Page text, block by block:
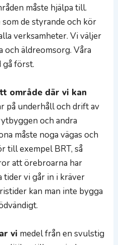
måste hjälpa till.
de styrande och kör
verksamheter. Vi väljer
äldreomsorg. Våra
gå först.
område där vi kan
på underhåll och drift av
och andra
måste noga vägas och
till exempel BRT, så
att örebroarna har
tider vi går in i kräver
kan man inte bygga
vi medel från en svulstig